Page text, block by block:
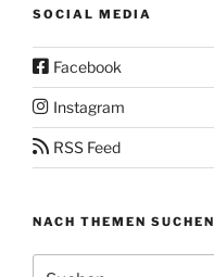
SOCIAL MEDIA
Facebook
Instagram
RSS Feed
NACH THEMEN SUCHEN